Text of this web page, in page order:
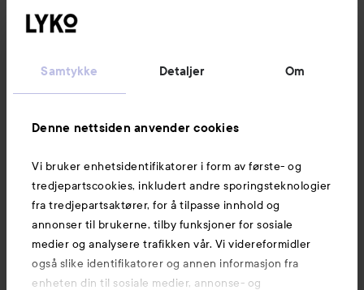
Samtykke Detaljer Om
Denne nettsiden anvender cookies
Vi bruker enhetsidentifikatorer i form av første- og
tredjepartscookies, inkludert andre sporingsteknologier
fra tredjepartsaktører, for å tilpasse innhold og
annonser til brukerne, tilby funksjoner for sosiale
medier og analysere trafikken vår. Vi videreformidler
også slike identifikatorer og annen informasjon fra
enheten din til sosiale medier, annonse- og
Kundeservice
Informasjon
Også av interesse